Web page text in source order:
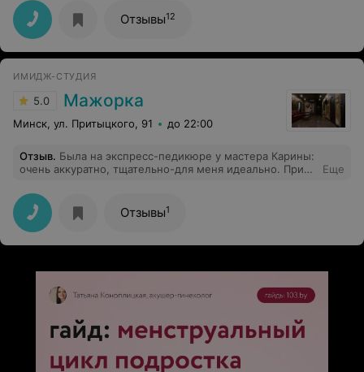
Отзывы12
ИМИДЖ-СТУДИЯ
5.0 Мажорка
Минск, ул. Притыцкого, 91 до 22:00
Отзыв. Была на экспресс-педикюре у мастера Карины:
очень аккуратно, тщательно-для меня идеально. При
красивый(салонный, а не парикмахерской)
Еще
Отзывы1